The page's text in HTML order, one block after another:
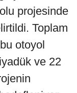
projesinde
Toplam
otoyol
ve 22